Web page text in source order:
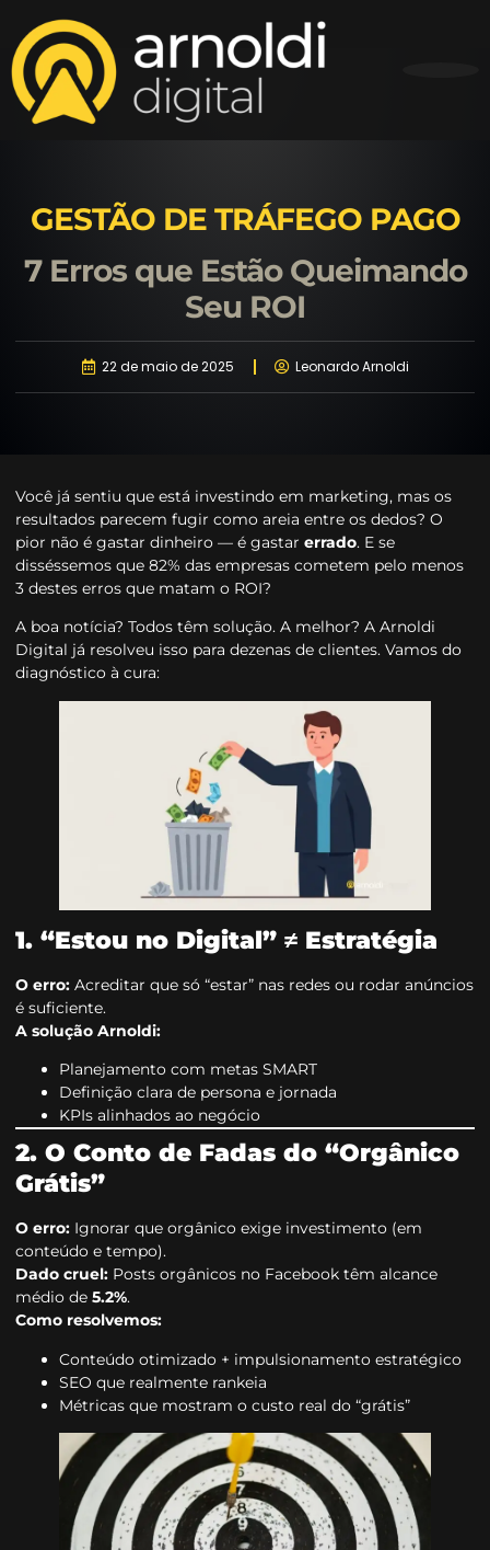
GESTÃO DE TRÁFEGO PAGO
7 Erros que Estão Queimando
Seu ROI
22 de maio de 2025 Leonardo Arnoldi
Você já sentiu que está investindo em marketing, mas os
resultados parecem fugir como areia entre os dedos? O
pior não é gastar dinheiro — é gastar errado. E se
disséssemos que 82% das empresas cometem pelo menos
3 destes erros que matam o ROI?
A boa notícia? Todos têm solução. A melhor? A Arnoldi
Digital já resolveu isso para dezenas de clientes. Vamos do
diagnóstico à cura:
1. “Estou no Digital” ≠ Estratégia
O erro: Acreditar que só “estar” nas redes ou rodar anúncios
é suficiente.
A solução Arnoldi:
Planejamento com metas SMART
Definição clara de persona e jornada
KPIs alinhados ao negócio
2. O Conto de Fadas do “Orgânico
Grátis”
O erro: Ignorar que orgânico exige investimento (em
conteúdo e tempo).
Dado cruel: Posts orgânicos no Facebook têm alcance
médio de 5.2%.
Como resolvemos:
Conteúdo otimizado + impulsionamento estratégico
SEO que realmente rankeia
Métricas que mostram o custo real do “grátis”